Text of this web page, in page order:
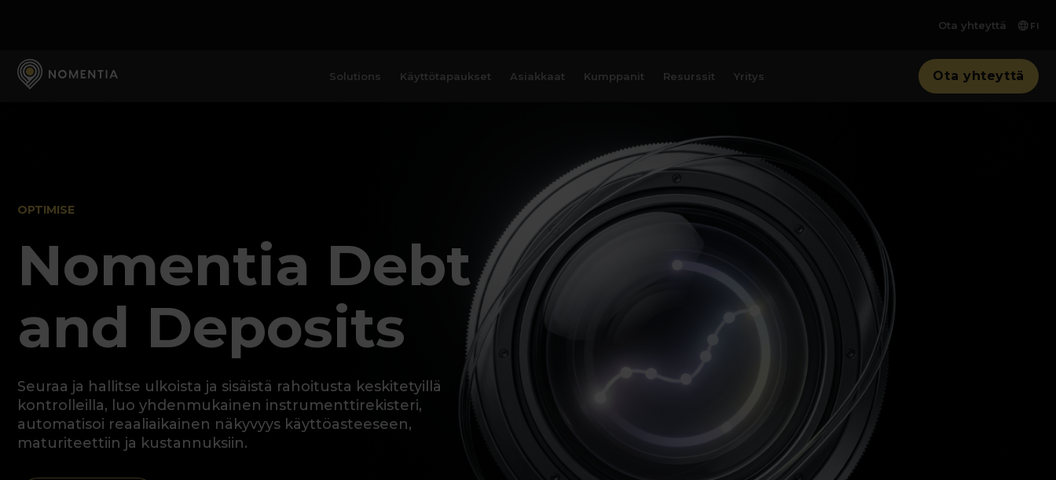
Ota yhteyttä FI
Solutions Käyttötapaukset Asiakkaat Kumppanit Resurssit Yritys Ota yhteyttä
OPTIMISE
Nomentia Debt
and Deposits
Seuraa ja hallitse ulkoista ja sisäistä rahoitusta keskitetyillä
kontrolleilla, luo yhdenmukainen instrumenttirekisteri,
automatisoi reaaliaikainen näkyvyys käyttöasteeseen,
maturiteettiin ja kustannuksiin.